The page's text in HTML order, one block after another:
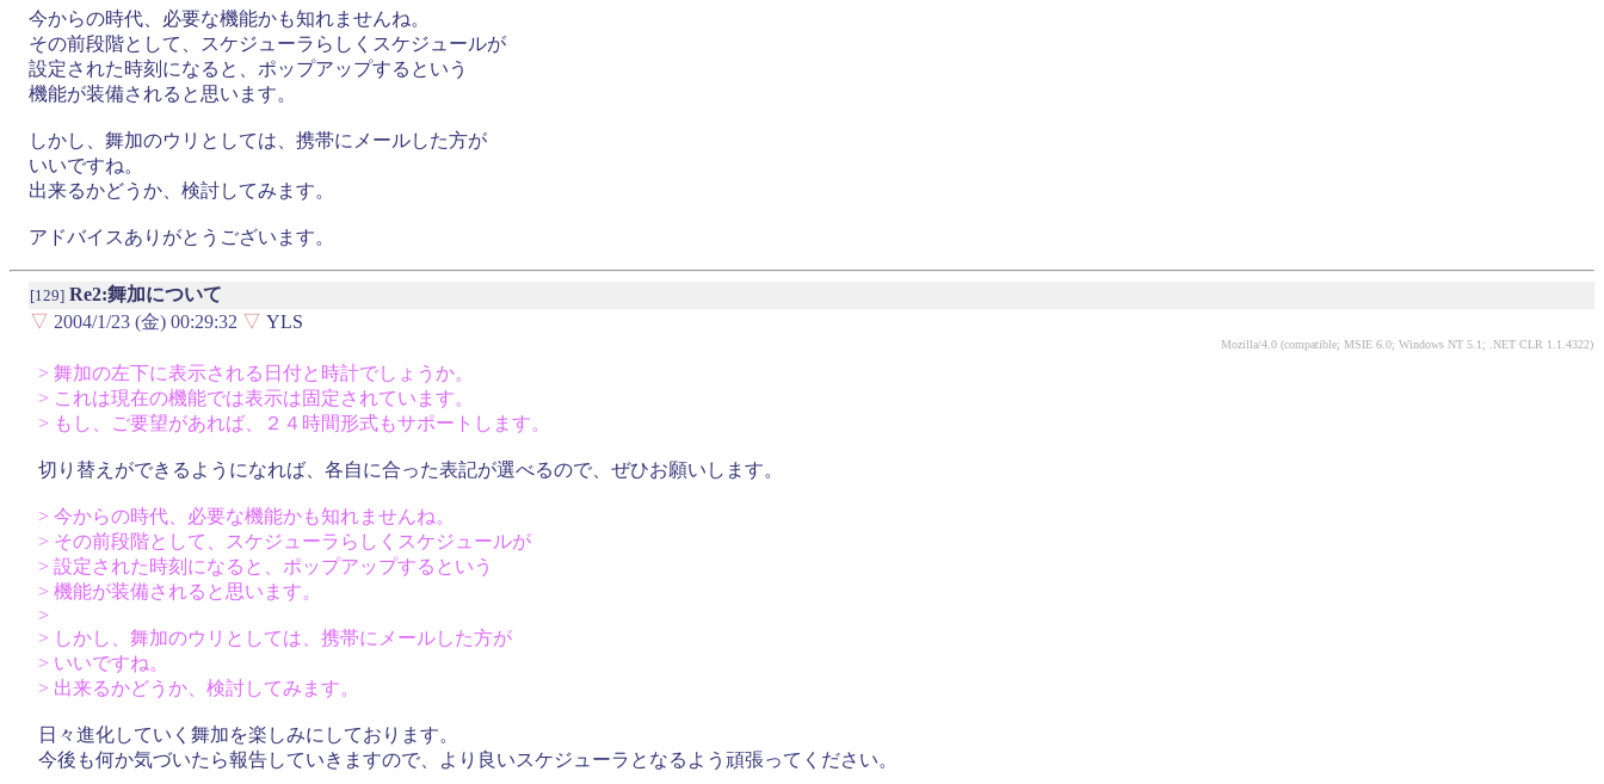
今からの時代、必要な機能かも知れませんね。
その前段階として、スケジューラらしくスケジュールが
設定された時刻になると、ポップアップするという
機能が装備されると思います。
しかし、舞加のウリとしては、携帯にメールした方が
いいですね。
出来るかどうか、検討してみます。
アドバイスありがとうございます。
[129] Re2:舞加について
▽ 2004/1/23 (金) 00:29:32 ▽ YLS
Mozilla/4.0 (compatible; MSIE 6.0; Windows NT 5.1; .NET CLR 1.1.4322)
> 舞加の左下に表示される日付と時計でしょうか。
> これは現在の機能では表示は固定されています。
> もし、ご要望があれば、２４時間形式もサポートします。
切り替えができるようになれば、各自に合った表記が選べるので、ぜひお願いします。
> 今からの時代、必要な機能かも知れませんね。
> その前段階として、スケジューラらしくスケジュールが
> 設定された時刻になると、ポップアップするという
> 機能が装備されると思います。
>
> しかし、舞加のウリとしては、携帯にメールした方が
> いいですね。
> 出来るかどうか、検討してみます。
日々進化していく舞加を楽しみにしております。
今後も何か気づいたら報告していきますので、より良いスケジューラとなるよう頑張ってください。